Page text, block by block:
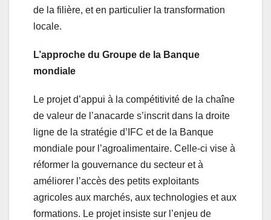
de la filière, et en particulier la transformation
locale.
L’approche du Groupe de la Banque
mondiale
Le projet d’appui à la compétitivité de la chaîne
de valeur de l’anacarde s’inscrit dans la droite
ligne de la stratégie d’IFC et de la Banque
mondiale pour l’agroalimentaire. Celle-ci vise à
réformer la gouvernance du secteur et à
améliorer l’accès des petits exploitants
agricoles aux marchés, aux technologies et aux
formations. Le projet insiste sur l’enjeu de